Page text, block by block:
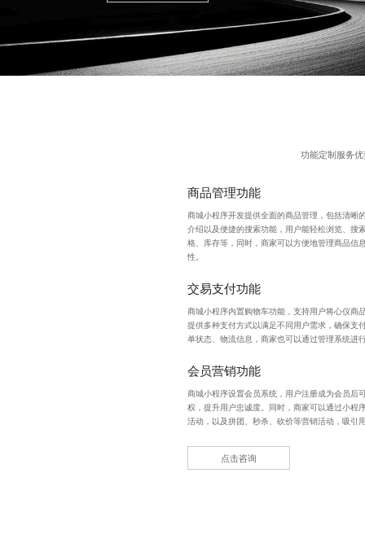
功能定制服务
商品管理功能
商城小程序开发提供全面的商品管理，包括清晰
介绍以及便捷的搜索功能，用户能轻松浏览、搜
格、库存等，同时，商家可以方便地管理商品信
性。
交易支付功能
商城小程序内置购物车功能，支持用户将心仪商
提供多种支付方式以满足不同用户需求，确保支
单状态、物流信息，商家也可以通过管理系统进
会员营销功能
商城小程序设置会员系统，用户注册成为会员后
权，提升用户忠诚度。同时，商家可以通过小程
活动，以及拼团、秒杀、砍价等营销活动，吸引
点击咨询